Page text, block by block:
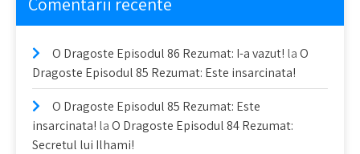
O Dragoste Episodul 86 Rezumat: I-a vazut! laO
Dragoste Episodul 85 Rezumat: Este insarcinata!
O Dragoste Episodul 85 Rezumat: Este
insarcinata! laO Dragoste Episodul 84 Rezumat:
Secretul lui Ilhami!